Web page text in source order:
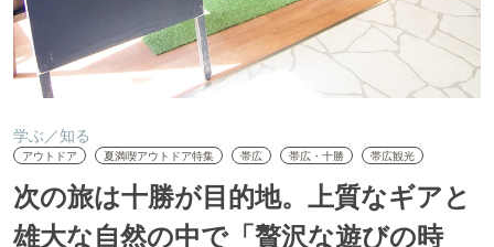
学ぶ／知る
アウトドア 夏満喫アウトドア特集 帯広 帯広・十勝 帯広観光
次の旅は十勝が目的地。上質なギアと
雄大な自然の中で「贅沢な遊びの時